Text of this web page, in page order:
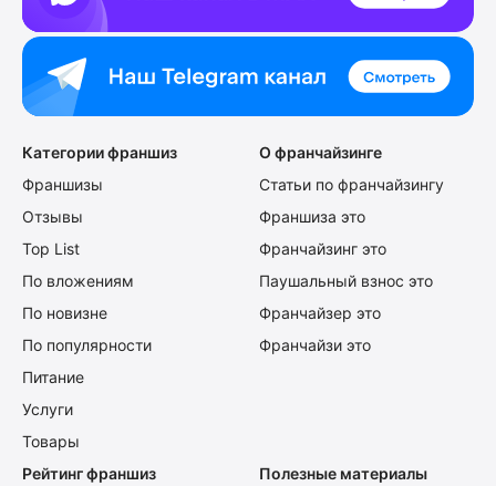
Категории франшиз
Франшизы
Отзывы
Top List
По вложениям
По новизне
По популярности
Питание
Услуги
Товары
О франчайзинге
Статьи по франчайзингу
Франшиза это
Франчайзинг это
Паушальный взнос это
Франчайзер это
Франчайзи это
Рейтинг франшиз
Полезные материалы